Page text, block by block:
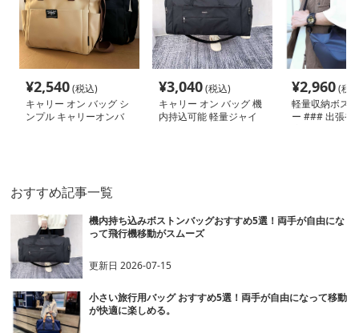
¥2,540(税込)
キャリー オン バッグ シ
ンプル キャリーオンバ
¥3,040(税込)
キャリー オン バッグ 機
内持込可能 軽量ジャイ
¥2,960(税
軽量収納ボス
ー ### 出張や
おすすめ記事一覧
機内持ち込みボストンバッグおすすめ5選！両手が自由にな
って飛行機移動がスムーズ
更新日2026-07-15
小さい旅行用バッグ おすすめ5選！両手が自由になって移動
が快適に楽しめる。